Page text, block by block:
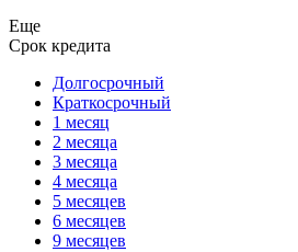
Еще
Срок кредита
Долгосрочный
Краткосрочный
1 месяц
2 месяца
3 месяца
4 месяца
5 месяцев
6 месяцев
9 месяцев